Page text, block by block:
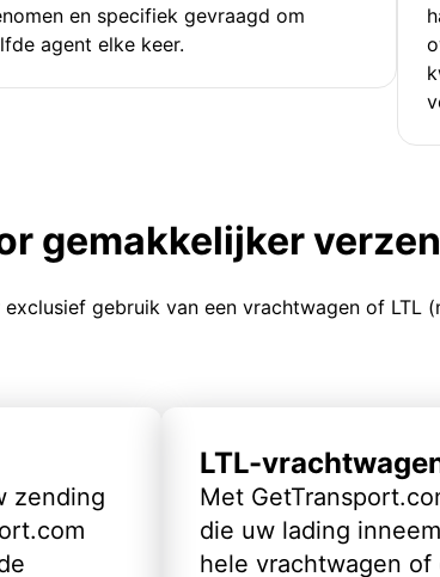
en specifiek gevraagd om
agent elke keer.
gemakkelijker
gebruik van een vrachtwagen of LTL
zending
LTL-
Met
die uw lading
hele vrachtwagen of